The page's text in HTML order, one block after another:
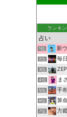
ランキ
1位 新
2位 毎
3位
4位 ま
5位 手
6位 算
7位 方